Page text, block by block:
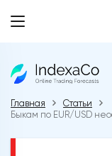
Главная
Статьи
Быкам по EUR/USD